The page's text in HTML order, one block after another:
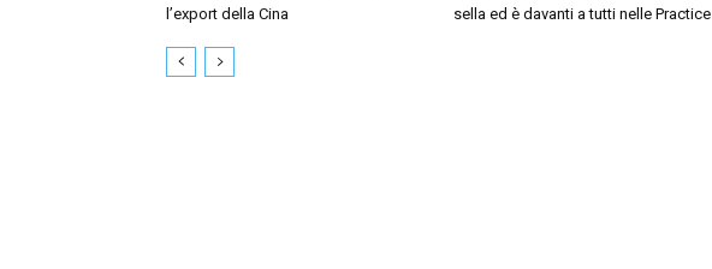
l’export della Cina
sella ed è davanti a tutti nelle Practice